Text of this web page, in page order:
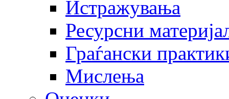
Истражувања
Ресурсни
Граѓански
Мислења